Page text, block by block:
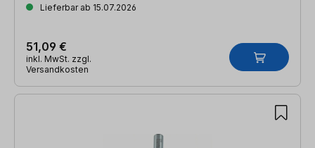
Lieferbar ab 15.07.2026
51,09 €
inkl. MwSt. zzgl.
Versandkosten